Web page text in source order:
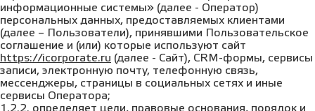
информационные системы» (далее - Оператор)
персональных данных, предоставляемых клиентами
(далее – Пользователи), принявшими Пользовательское
соглашение и (или) которые используют сайт
https://icorporate.ru (далее - Сайт), CRM-формы, сервисы
записи, электронную почту, телефонную связь,
мессенджеры, страницы в социальных сетях и иные
сервисы Оператора;
1.2.2. определяет цели, правовые основания, порядок и